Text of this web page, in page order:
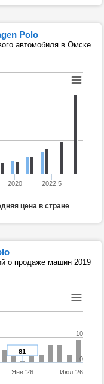
Polo
автомобиля в Омске
цена в стране
2020 2022.5
о продаже машин 2019
81
Янв '26 Июл '26
0
10